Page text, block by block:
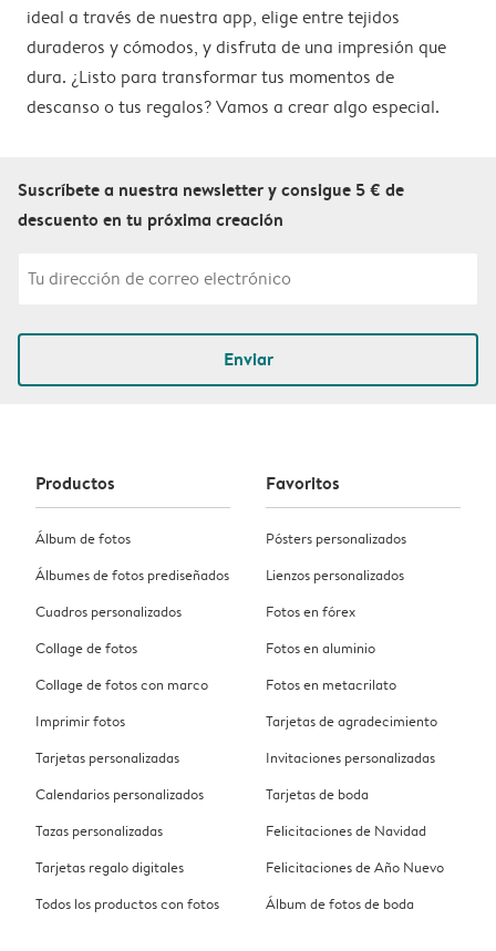
ideal a través de nuestra app, elige entre tejidos
duraderos y cómodos, y disfruta de una impresión que
dura. ¿Listo para transformar tus momentos de
descanso o tus regalos? Vamos a crear algo especial.
Suscríbete a nuestra newsletter y consigue 5 € de
descuento en tu próxima creación
Enviar
Productos
Álbum de fotos
Álbumes de fotos prediseñados
Cuadros personalizados
Collage de fotos
Collage de fotos con marco
Imprimir fotos
Tarjetas personalizadas
Calendarios personalizados
Tazas personalizadas
Tarjetas regalo digitales
Todos los productos con fotos
Favoritos
Pósters personalizados
Lienzos personalizados
Fotos en fórex
Fotos en aluminio
Fotos en metacrilato
Tarjetas de agradecimiento
Invitaciones personalizadas
Tarjetas de boda
Felicitaciones de Navidad
Felicitaciones de Año Nuevo
Álbum de fotos de boda